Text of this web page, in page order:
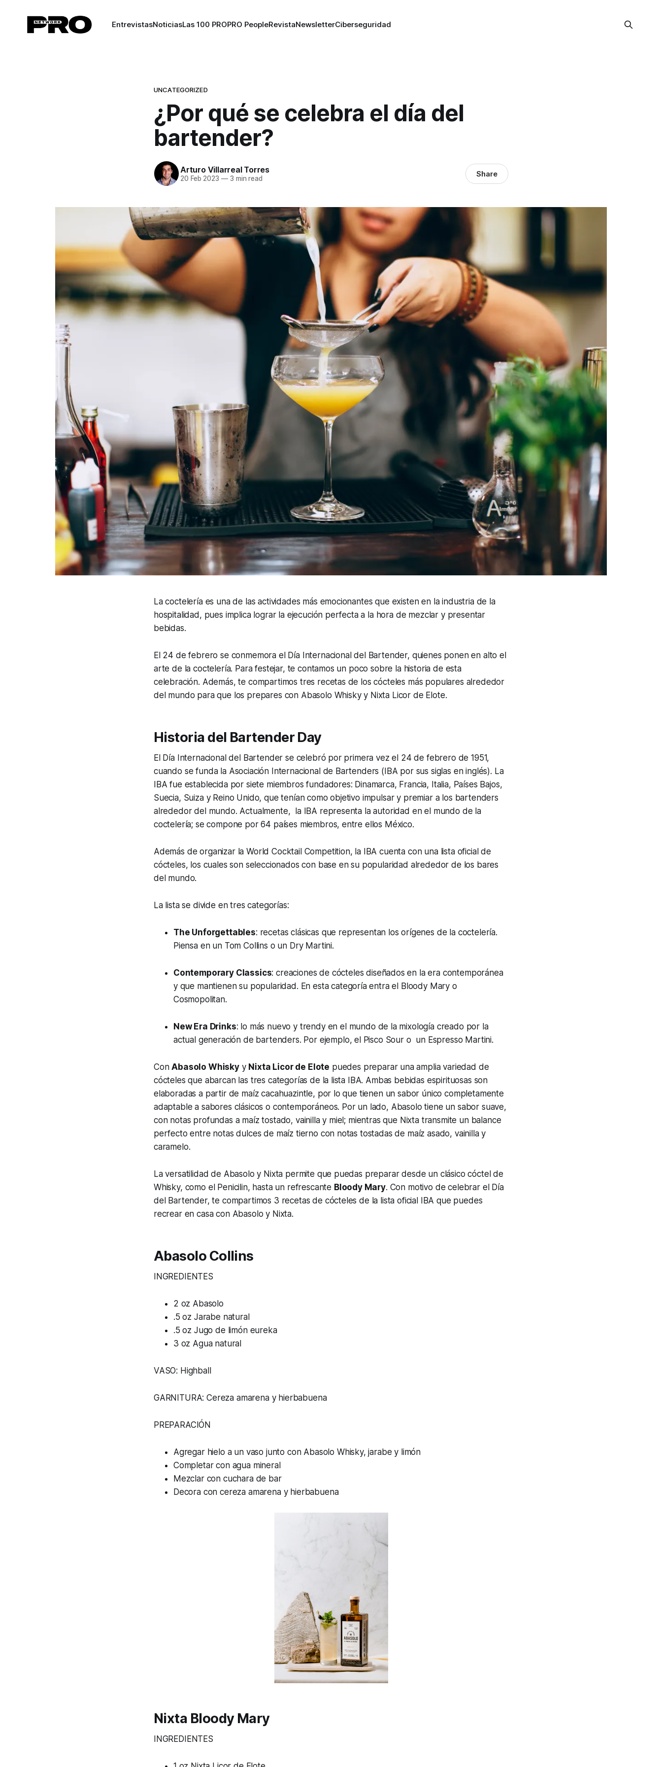
EntrevistasNoticiasLas 100 PROPRO PeopleRevistaNewsletterCiberseguridad
UNCATEGORIZED
¿Por qué se celebra el día del
bartender?
Arturo Villarreal Torres
20 Feb 2023 —3 min read Share
La coctelería es una de las actividades más emocionantes que existen en la industria de la
hospitalidad, pues implica lograr la ejecución perfecta a la hora de mezclar y presentar
bebidas.
El 24 de febrero se conmemora el Día Internacional del Bartender, quienes ponen en alto el
arte de la coctelería. Para festejar, te contamos un poco sobre la historia de esta
celebración. Además, te compartimos tres recetas de los cócteles más populares alrededor
del mundo para que los prepares con Abasolo Whisky y Nixta Licor de Elote.
Historia del Bartender Day
El Día Internacional del Bartender se celebró por primera vez el 24 de febrero de 1951,
cuando se funda la Asociación Internacional de Bartenders (IBA por sus siglas en inglés). La
IBA fue establecida por siete miembros fundadores: Dinamarca, Francia, Italia, Países Bajos,
Suecia, Suiza y Reino Unido, que tenían como objetivo impulsar y premiar a los bartenders
alrededor del mundo. Actualmente, la IBA representa la autoridad en el mundo de la
coctelería; se compone por 64 países miembros, entre ellos México.
Además de organizar la World Cocktail Competition, la IBA cuenta con una lista oficial de
cócteles, los cuales son seleccionados con base en su popularidad alrededor de los bares
del mundo.
La lista se divide en tres categorías:
The Unforgettables: recetas clásicas que representan los orígenes de la coctelería.
Piensa en un Tom Collins o un Dry Martini.
Contemporary Classics: creaciones de cócteles diseñados en la era contemporánea
y que mantienen su popularidad. En esta categoría entra el Bloody Mary o
Cosmopolitan.
New Era Drinks: lo más nuevo y trendy en el mundo de la mixología creado por la
actual generación de bartenders. Por ejemplo, el Pisco Sour o un Espresso Martini.
ConAbasolo Whiskyy Nixta Licor de Elote puedes preparar una amplia variedad de
cócteles que abarcan las tres categorías de la lista IBA. Ambas bebidas espirituosas son
elaboradas a partir de maíz cacahuazintle, por lo que tienen un sabor único completamente
adaptable a sabores clásicos o contemporáneos. Por un lado, Abasolo tiene un sabor suave,
con notas profundas a maíz tostado, vainilla y miel; mientras que Nixta transmite un balance
perfecto entre notas dulces de maíz tierno con notas tostadas de maíz asado, vainilla y
caramelo.
La versatilidad de Abasolo y Nixta permite que puedas preparar desde un clásico cóctel de
Whisky, como el Penicilin, hasta un refrescante Bloody Mary. Con motivo de celebrar el Día
del Bartender, te compartimos 3 recetas de cócteles de la lista oficial IBA que puedes
recrear en casa con Abasolo y Nixta.
Abasolo Collins
INGREDIENTES
2 oz Abasolo
.5 oz Jarabe natural
.5 oz Jugo de limón eureka
3 oz Agua natural
VASO: Highball
GARNITURA: Cereza amarena y hierbabuena
PREPARACIÓN
Agregar hielo a un vaso junto con Abasolo Whisky, jarabe y limón
Completar con agua mineral
Mezclar con cuchara de bar
Decora con cereza amarena y hierbabuena
Nixta Bloody Mary
INGREDIENTES